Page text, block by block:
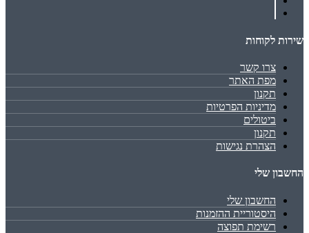
שירות לקוחות
צרו קשר
מפת האתר
תקנון
מדיניות הפרטיות
ביטולים
תקנון
הצהרת נגישות
החשבון שלי
החשבון שלי
היסטוריית ההזמנות
רשימת תפוצה